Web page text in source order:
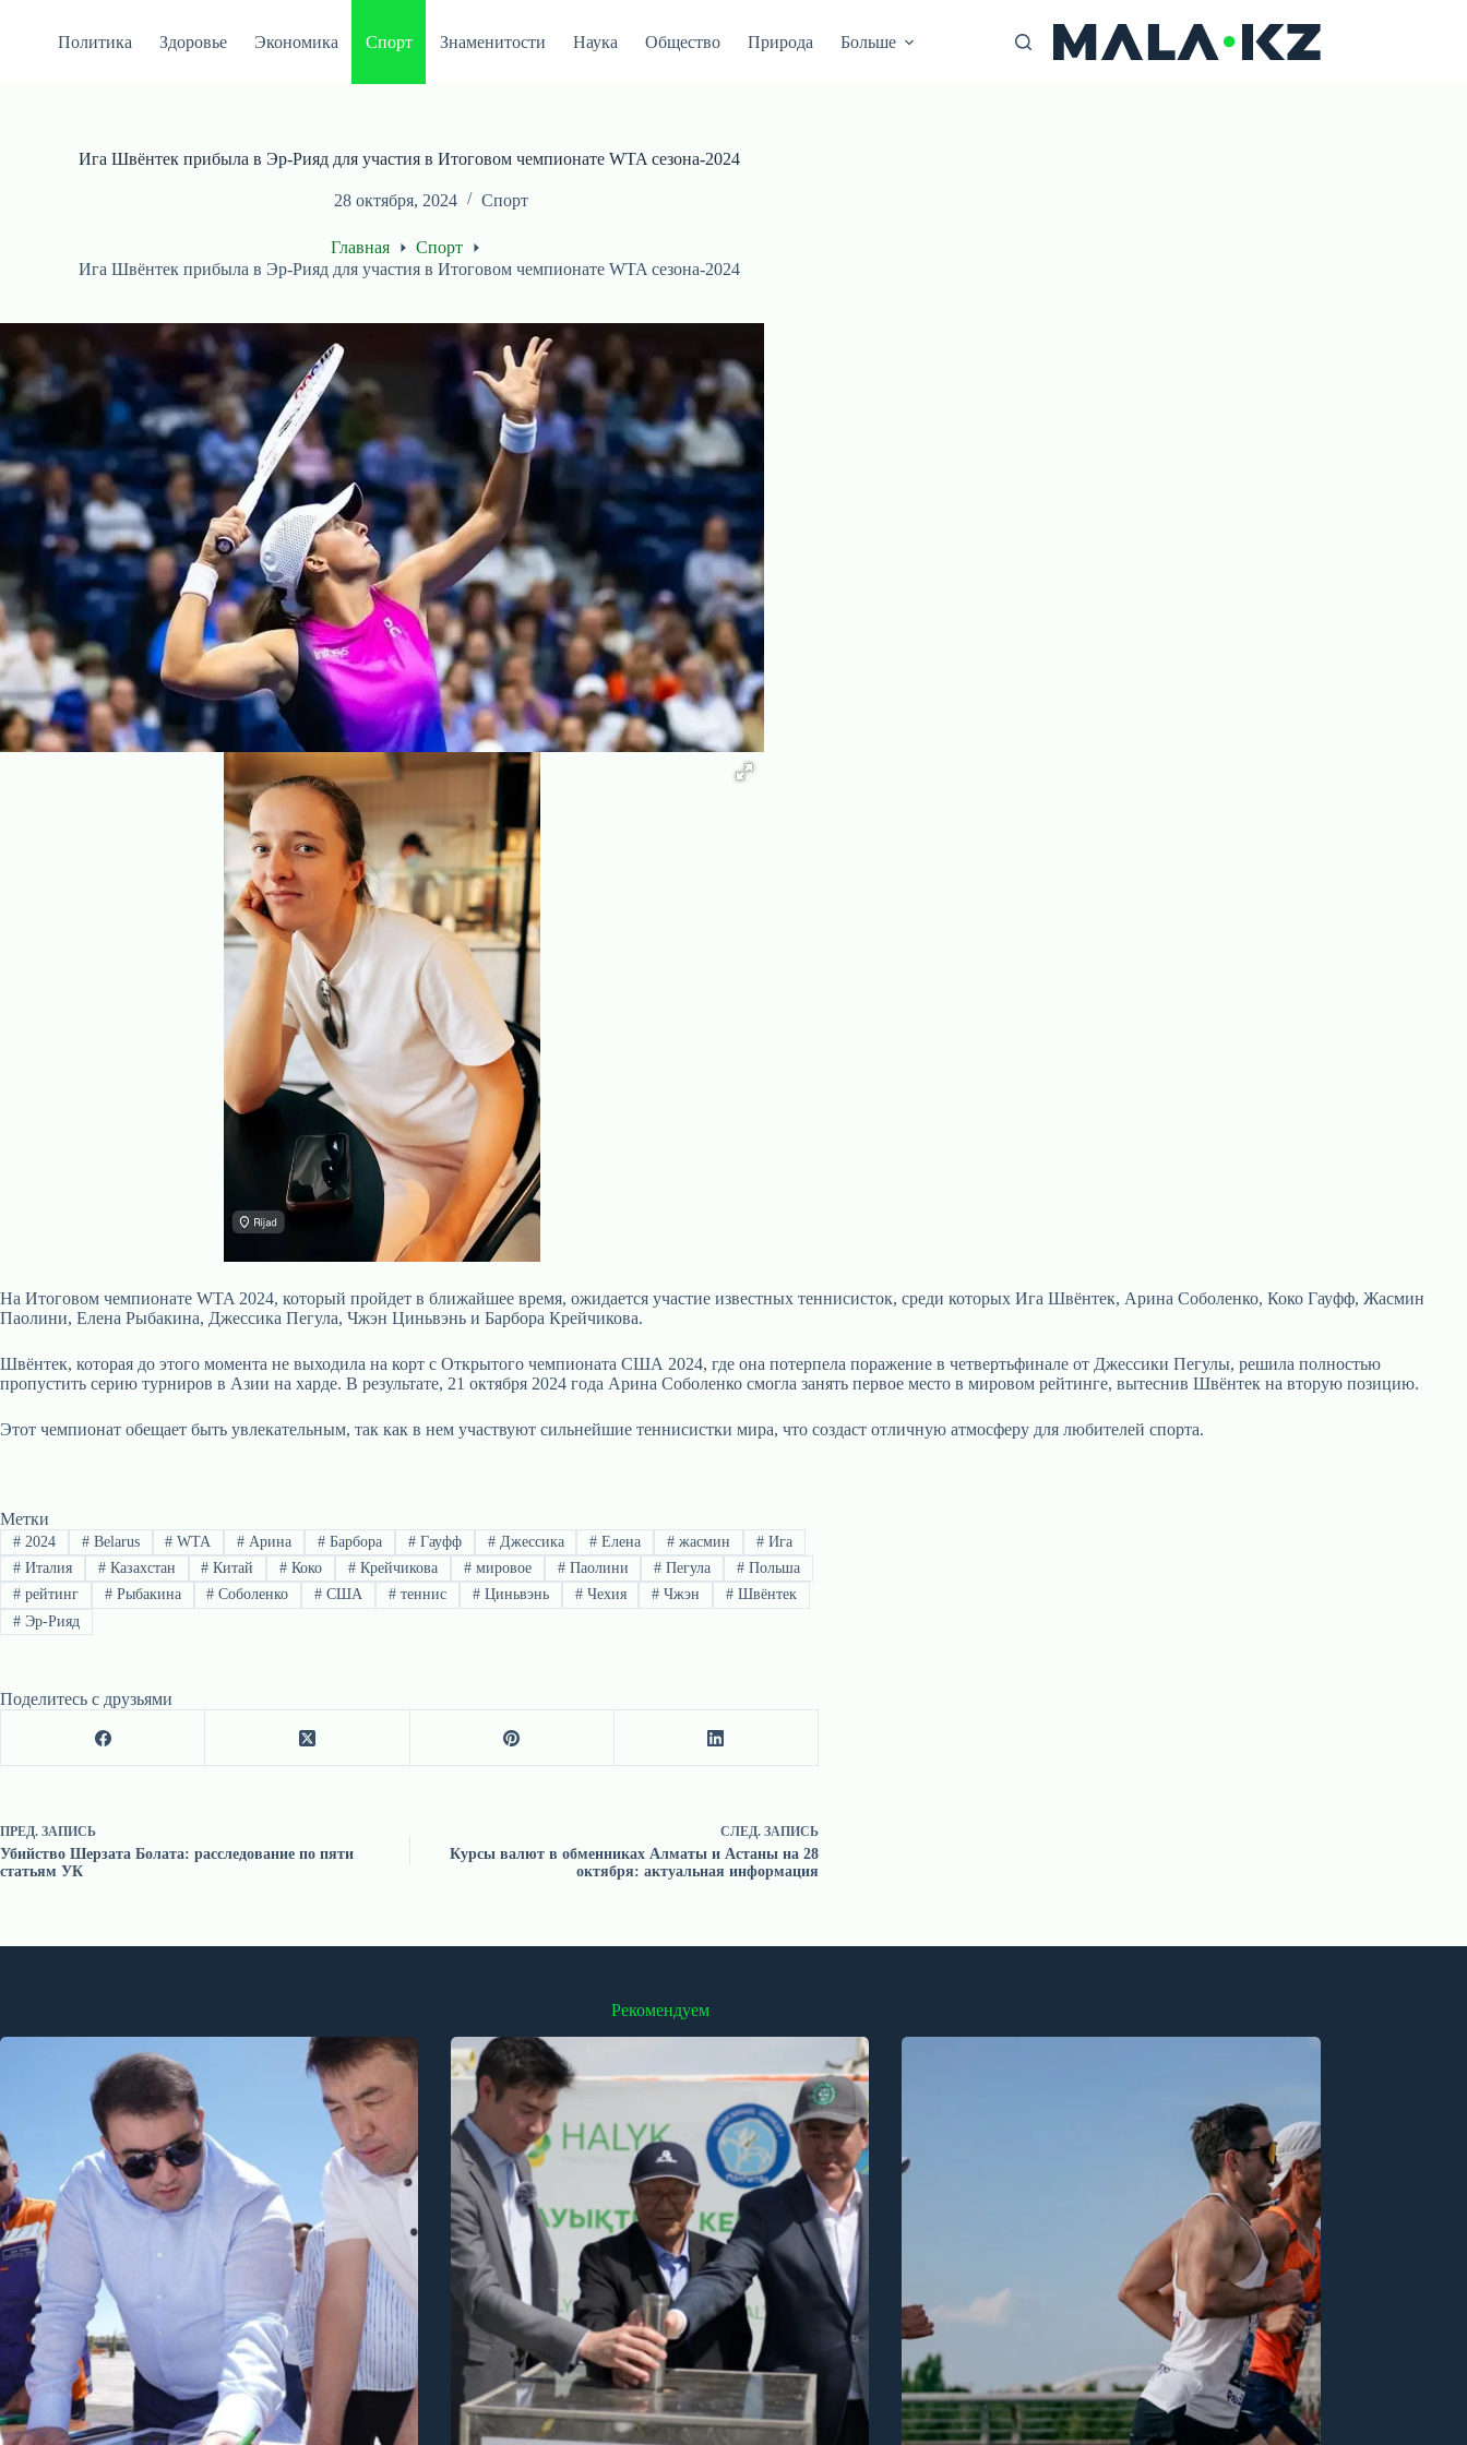
Политика Здоровье Экономика Спорт Знаменитости Наука Общество Природа Больше
Ига Швёнтек прибыла в Эр-Рияд для участия в Итоговом чемпионате WTA сезона-2024
28 октября, 2024 Спорт
Главная
Спорт
Ига Швёнтек прибыла в Эр-Рияд для участия в Итоговом чемпионате WTA сезона-2024
На Итоговом чемпионате WTA 2024, который пройдет в ближайшее время, ожидается участие известных теннисисток, среди которых Ига Швёнтек, Арина Соболенко, Коко Гауфф, Жасмин
Паолини, Елена Рыбакина, Джессика Пегула, Чжэн Циньвэнь и Барбора Крейчикова.
Швёнтек, которая до этого момента не выходила на корт с Открытого чемпионата США 2024, где она потерпела поражение в четвертьфинале от Джессики Пегулы, решила полностью
пропустить серию турниров в Азии на харде. В результате, 21 октября 2024 года Арина Соболенко смогла занять первое место в мировом рейтинге, вытеснив Швёнтек на вторую позицию.
Этот чемпионат обещает быть увлекательным, так как в нем участвуют сильнейшие теннисистки мира, что создаст отличную атмосферу для любителей спорта.
Метки
#2024 #Belarus # WTA # Арина # Барбора #Гауфф #Джессика # Елена # жасмин #Ига
#Италия #Казахстан # Китай # Коко # Крейчикова #мировое #Паолини # Пегула # Польша
#рейтинг #Рыбакина # Соболенко # США # теннис #Циньвэнь #Чехия # Чжэн # Швёнтек
#Эр-Рияд
Поделитесь с друзьями
ПРЕД. ЗАПИСЬ
Убийство Шерзата Болата: расследование по пяти
статьям УК
СЛЕД. ЗАПИСЬ
Курсы валют в обменниках Алматы и Астаны на 28
октября: актуальная информация
Рекомендуем